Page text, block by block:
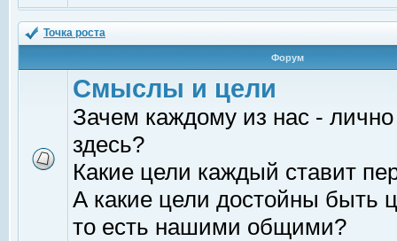
Точка роста
Форум
Смыслы и цели
Зачем каждому из нас -
здесь?
Какие цели каждый ставит
А какие цели достойны быть
то есть нашими общими?